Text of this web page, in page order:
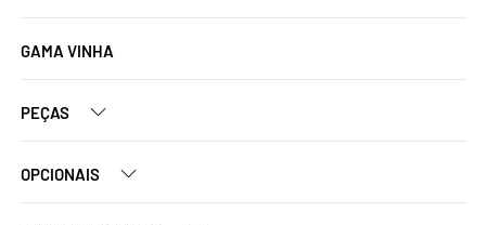
GAMA VINHA
PEÇAS
OPCIONAIS